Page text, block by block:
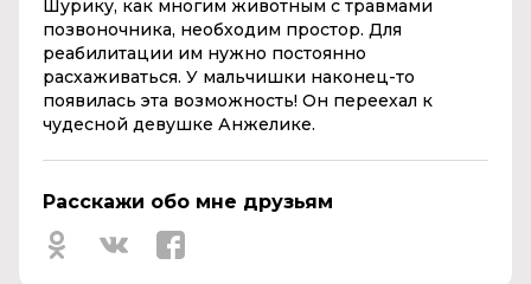
Шурику, как многим животным с травмами
позвоночника, необходим простор. Для
реабилитации им нужно постоянно
расхаживаться. У мальчишки наконец-то
появилась эта возможность! Он переехал к
чудесной девушке Анжелике.
Расскажи обо мне друзьям